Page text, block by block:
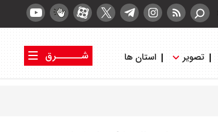
تصویر استان ها
شــــــرق